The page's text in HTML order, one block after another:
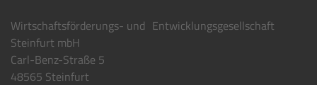
Wirtschaftsförderungs- und Entwicklungsgesellschaft
Steinfurt mbH
Carl-Benz-Straße 5
48565 Steinfurt